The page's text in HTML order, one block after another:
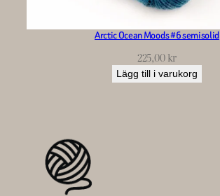
Arctic Ocean Moods #6 semisolid
225,00kr
Lägg till i varukorg